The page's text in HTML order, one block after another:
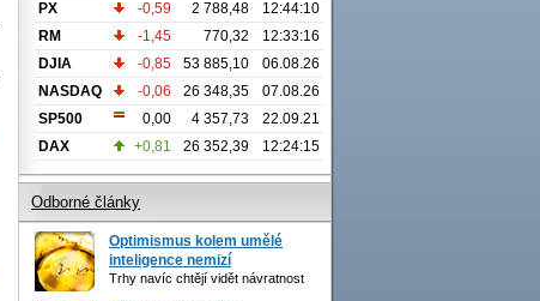
PX -0,59 2 788,48
12:44:10
RM
-1,45 770,32
12:33:16
DJIA
-0,85 53 885,10
06.08.26
NASDAQ
-0,06 26 348,35
07.08.26
SP500
0,00 4 357,73
22.09.21
DAX
+0,81 26 352,39 12:24:15
Odborné články
Optimismus kolem umělé
inteligence nemizí
Trhy navíc chtějí vidět návratnost